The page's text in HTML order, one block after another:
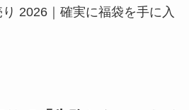
2026｜確実に福袋を手に入